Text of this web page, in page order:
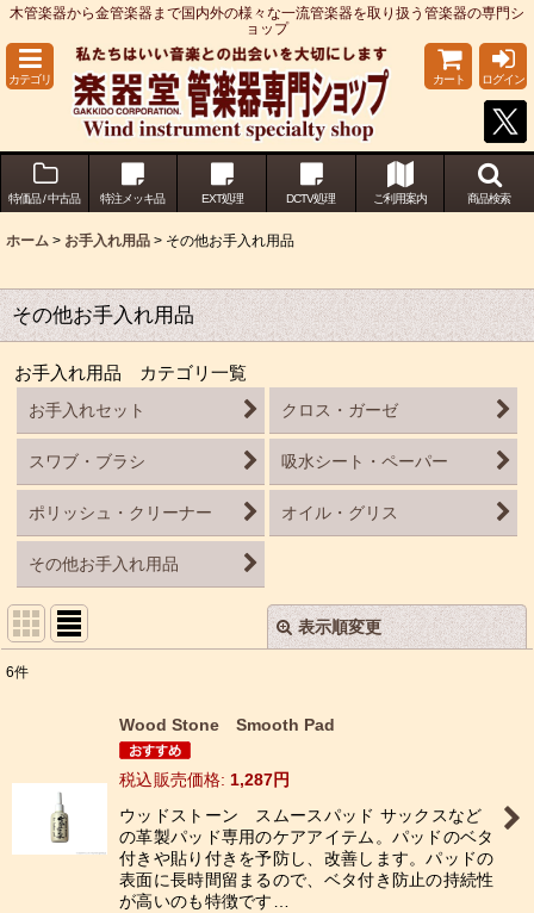
木管楽器から金管楽器まで国内外の様々な一流管楽器を取り扱う管楽器の専門シ
ョップ
カテゴリ カート ログイン
特価品 / 中古品 特注メッキ品 EXT処理 DCTV処理 ご利用案内 商品検索
ホーム > お手入れ用品 > その他お手入れ用品
その他お手入れ用品
お手入れ用品 カテゴリ一覧
お手入れセット
クロス・ガーゼ
スワブ・ブラシ 吸水シート・ペーパー
ポリッシュ・クリーナー オイル・グリス
その他お手入れ用品
表示順変更
絞り込む
閉じる
6件
Wood Stone Smooth Pad
税込 : 1,287円
ウッドストーン スムースパッド サックスなど
の革製パッド専用のケアアイテム。パッドのベタ
付きや貼り付きを予防し、改善します。パッドの
表面に長時間留まるので、ベタ付き防止の持続性
が高いのも特徴です…